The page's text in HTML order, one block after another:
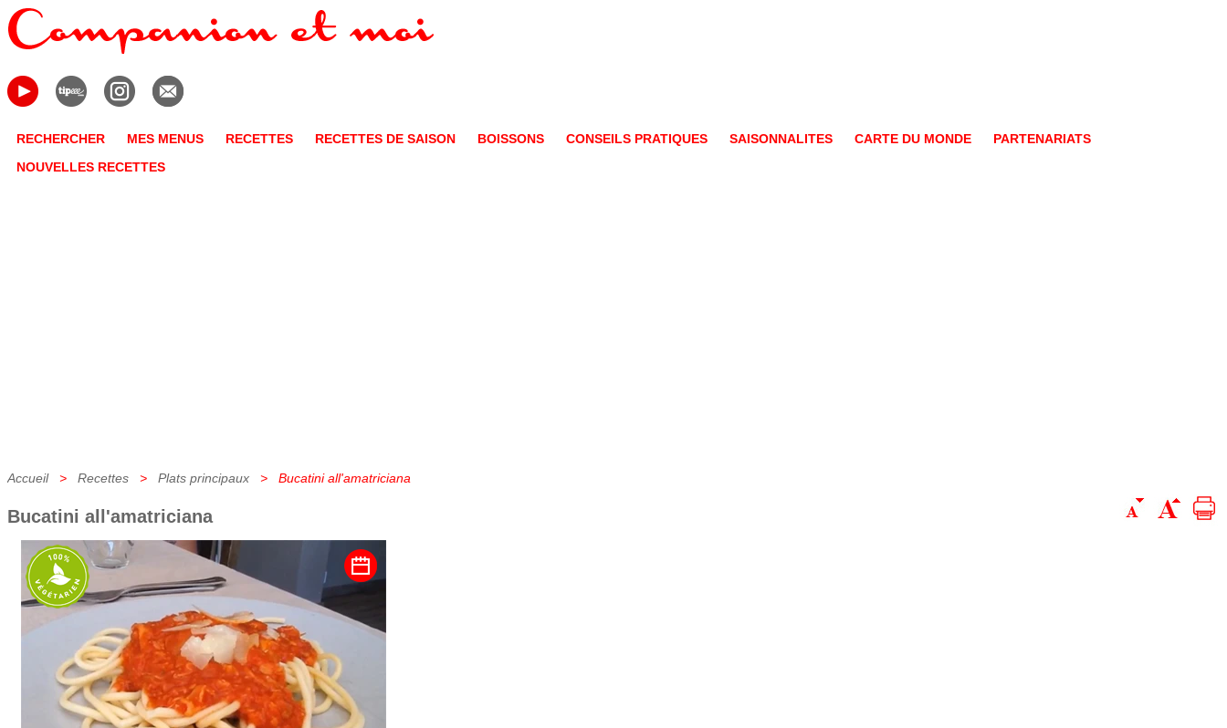
RECHERCHER MES MENUS RECETTES RECETTES DE SAISON BOISSONS CONSEILS PRATIQUES SAISONNALITES CARTE DU MONDE
PARTENARIATS
NOUVELLES RECETTES
Accueil> Recettes > Plats principaux > Bucatini all'amatriciana
Bucatini all'amatriciana